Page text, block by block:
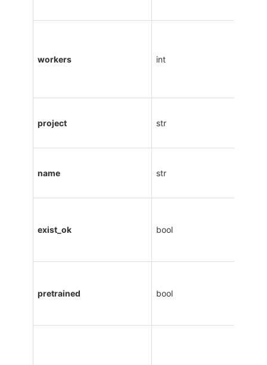
workers int
project str
name str
exist_ok bool
pretrained bool